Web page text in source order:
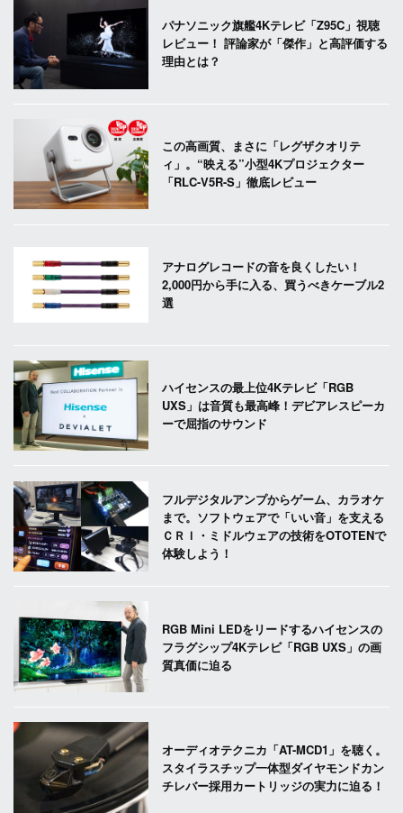
パナソニック旗艦4Kテレビ「Z95C」視聴
レビュー！ 評論家が「傑作」と高評価する
理由とは？
この高画質、まさに「レグザクオリテ
ィ」。“映える”小型4Kプロジェクター
「RLC-V5R-S」徹底レビュー
アナログレコードの音を良くしたい！
2,000円から手に入る、買うべきケーブル2
選
ハイセンスの最上位4Kテレビ「RGB
UXS」は音質も最高峰！デビアレスピーカ
ーで屈指のサウンド
フルデジタルアンプからゲーム、カラオケ
まで。ソフトウェアで「いい音」を支える
ＣＲＩ・ミドルウェアの技術をOTOTENで
体験しよう！
RGB Mini LEDをリードするハイセンスの
フラグシップ4Kテレビ「RGB UXS」の画
質真価に迫る
オーディオテクニカ「AT-MCD1」を聴く。
スタイラスチップ一体型ダイヤモンドカン
チレバー採用カートリッジの実力に迫る！